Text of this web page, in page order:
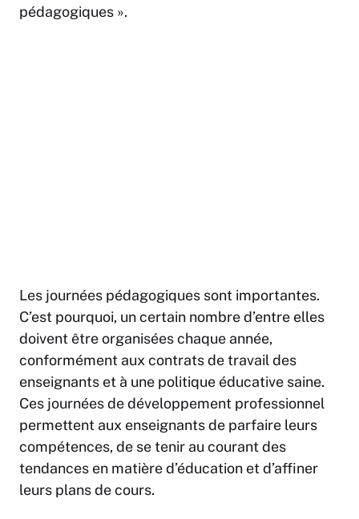
pédagogiques ».
Les journées pédagogiques sont importantes.
C’est pourquoi, un certain nombre d’entre elles
doivent être organisées chaque année,
conformément aux contrats de travail des
enseignants et à une politique éducative saine.
Ces journées de développement professionnel
permettent aux enseignants de parfaire leurs
compétences, de se tenir au courant des
tendances en matière d’éducation et d’affiner
leurs plans de cours.